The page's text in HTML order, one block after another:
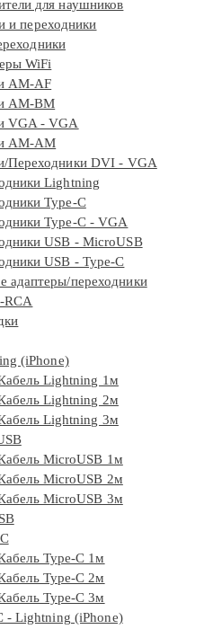
для наушников
и переходники
WiFi
AM-AF
AM-BM
VGA - VGA
АМ-АМ
Переходники DVI - VGA
Lightning
Type-C
Type-C - VGA
USB - MicroUSB
USB - Type-C
адаптеры/переходники
RCA
(iPhone)
Lightning 1м
Lightning 2м
Lightning 3м
MicroUSB 1м
MicroUSB 2м
MicroUSB 3м
Type-C 1м
Type-C 2м
Type-C 3м
- Lightning (iPhone)